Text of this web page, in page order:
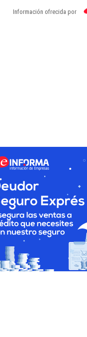
Información ofrecida por